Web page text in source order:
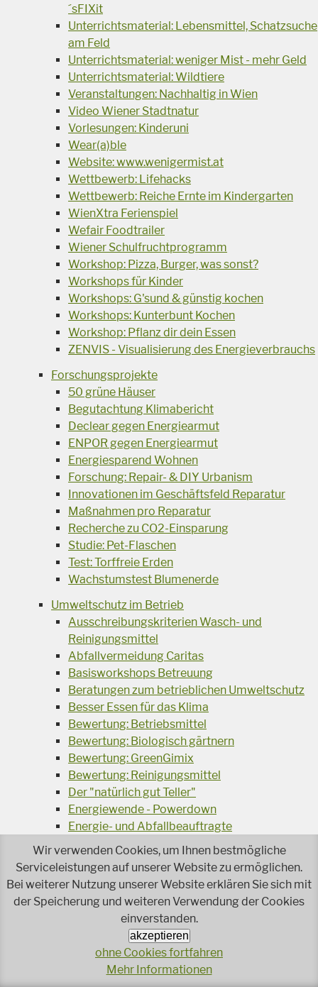
´sFIXit
Unterrichtsmaterial: Lebensmittel, Schatzsuche
am Feld
Unterrichtsmaterial: weniger Mist - mehr Geld
Unterrichtsmaterial: Wildtiere
Veranstaltungen: Nachhaltig in Wien
Video Wiener Stadtnatur
Vorlesungen: Kinderuni
Wear(a)ble
Website: www.wenigermist.at
Wettbewerb: Lifehacks
Wettbewerb: Reiche Ernte im Kindergarten
WienXtra Ferienspiel
Wefair Foodtrailer
Wiener Schulfruchtprogramm
Workshop: Pizza, Burger, was sonst?
Workshops für Kinder
Workshops: G'sund & günstig kochen
Workshops: Kunterbunt Kochen
Workshop: Pflanz dir dein Essen
ZENVIS - Visualisierung des Energieverbrauchs
Forschungsprojekte
50 grüne Häuser
Begutachtung Klimabericht
Declear gegen Energiearmut
ENPOR gegen Energiearmut
Energiesparend Wohnen
Forschung: Repair- & DIY Urbanism
Innovationen im Geschäftsfeld Reparatur
Maßnahmen pro Reparatur
Recherche zu CO2-Einsparung
Studie: Pet-Flaschen
Test: Torffreie Erden
Wachstumstest Blumenerde
Umweltschutz im Betrieb
Ausschreibungskriterien Wasch- und
Reinigungsmittel
Abfallvermeidung Caritas
Basisworkshops Betreuung
Beratungen zum betrieblichen Umweltschutz
Besser Essen für das Klima
Bewertung: Betriebsmittel
Bewertung: Biologisch gärtnern
Bewertung: GreenGimix
Bewertung: Reinigungsmittel
Der "natürlich gut Teller"
Energiewende - Powerdown
Energie- und Abfallbeauftragte
Genussbox
Handtuch Spendersysteme
Mehrweg für Take-Away
Müll-Trenn-Kampagne
Nachhaltige Gartenprodukte
Nachhaltigkeitssiegel
Netzwerk Naturtextiler
Öko-Lab
Wir verwenden Cookies, um Ihnen bestmögliche
Serviceleistungen auf unserer Website zu ermöglichen.
Bei weiterer Nutzung unserer Website erklären Sie sich mit
der Speicherung und weiteren Verwendung der Cookies
einverstanden.
akzeptieren
ohne Cookies fortfahren
Mehr Informationen